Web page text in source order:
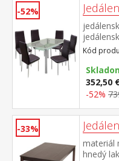
-52%
cm
rozmer
Kód
352,50
-52%
-33%
materiál
hnedý lak